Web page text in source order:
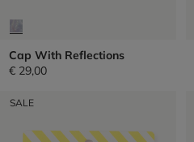
Cap With Reflections
€ 29,00
SALE